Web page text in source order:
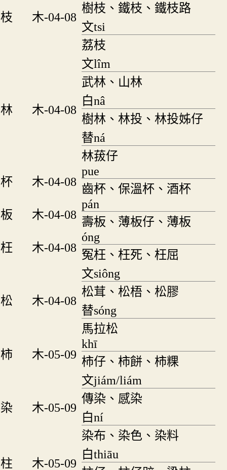
枝 木-04-08
樹枝、鐵枝、鐵枝路
文tsi
荔枝
林 木-04-08
文lîm
武林、山林
白nâ
樹林、林投、林投姊仔
替ná
林菝仔
杯
木-04-08
pue
齒杯、保溫杯、酒杯
板
木-04-08
pán
壽板、薄板仔、薄板
枉
木-04-08
óng
冤枉、枉死、枉屈
松 木-04-08
文siông
松茸、松梧、松膠
替sóng
馬拉松
柿
木-05-09
khī
柿仔、柿餅、柿粿
染 木-05-09
文jiám/liám
傳染、感染
白ní
染布、染色、染料
柱 木-05-09
白thiāu